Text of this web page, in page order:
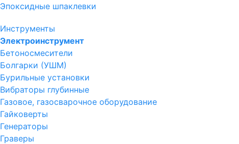
Эпоксидные шпаклевки
Инструменты
Электроинструмент
Бетоносмесители
Болгарки (УШМ)
Бурильные установки
Вибраторы глубинные
Газовое, газосварочное оборудование
Гайковерты
Генераторы
Граверы